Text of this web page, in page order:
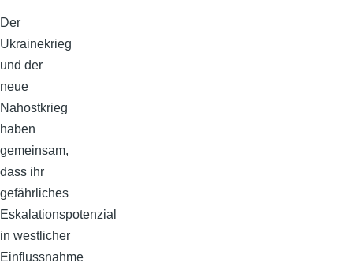
Der
Ukrainekrieg
und der
neue
Nahostkrieg
haben
gemeinsam,
dass ihr
gefährliches
Eskalationspotenzial
in westlicher
Einflussnahme